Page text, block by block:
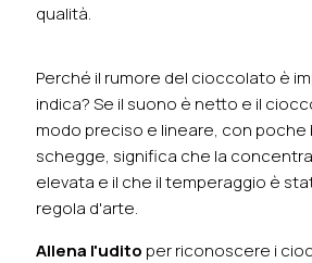
qualità.
Perché il rumore del cioccolato è
indica? Se il suono è netto e il
modo preciso e lineare, con poche
schegge, significa che la
elevata e il che il temperaggio è
regola d'arte.
Allena l'udito per riconoscere i